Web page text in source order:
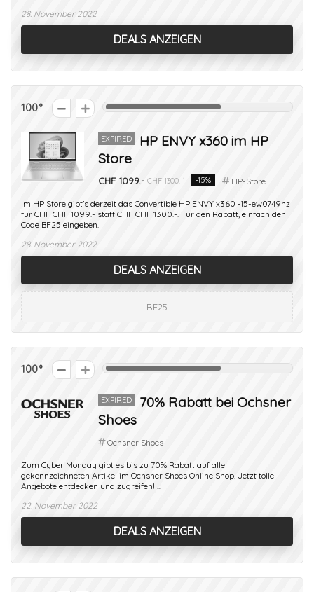
28. November 2022
DEALS ANZEIGEN
100
EXPIRED
HP ENVY x360 im HP
Store
CHF 1099.- CHF 1300.-¹ -15% HP-Store
Im HP Store gibt’s derzeit das Convertible HP ENVY x360 -15-ew0749nz
für CHF CHF 1099.- statt CHF CHF 1300.-. Für den Rabatt, einfach den
Code BF25 eingeben.
28. November 2022
DEALS ANZEIGEN
BF25
100
EXPIRED
70% Rabatt bei Ochsner
Shoes
Ochsner Shoes
Zum Cyber Monday gibt es bis zu 70% Rabatt auf alle
gekennzeichneten Artikel im Ochsner Shoes Online Shop. Jetzt tolle
Angebote entdecken und zugreifen! ...
22. November 2022
DEALS ANZEIGEN